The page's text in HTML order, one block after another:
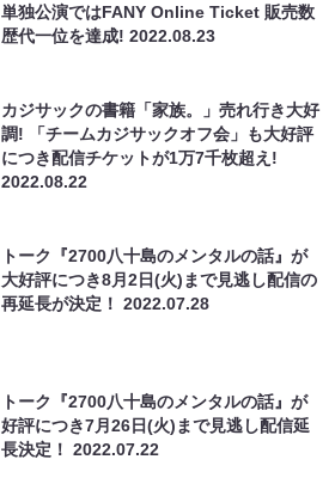
単独公演ではFANY Online Ticket 販売数
歴代一位を達成!2022.08.23
カジサックの書籍「家族。」売れ行き大好
調! 「チームカジサックオフ会」も大好評
につき配信チケットが1万7千枚超え!
2022.08.22
トーク『2700八十島のメンタルの話』が
大好評につき8月2日(火)まで見逃し配信の
再延長が決定！2022.07.28
トーク『2700八十島のメンタルの話』が
好評につき7月26日(火)まで見逃し配信延
長決定！2022.07.22